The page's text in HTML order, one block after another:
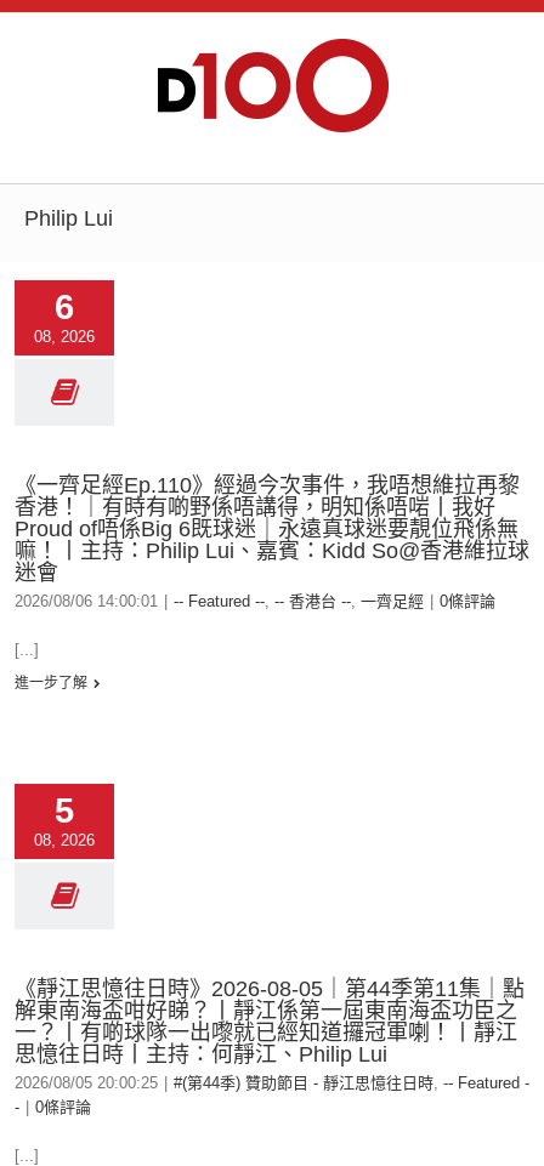
Philip Lui
6
08, 2026
《一齊足經Ep.110》經過今次事件，我唔想維拉再黎
香港！｜有時有啲野係唔講得，明知係唔啱丨我好
Proud of唔係Big 6既球迷｜永遠真球迷要靚位飛係無
嘛！丨主持：Philip Lui、嘉賓：Kidd So@香港維拉球
迷會
2026/08/06 14:00:01 -- Featured --, -- 香港台 --, 一齊足經 0條評論
[...]
進一步了解
5
08, 2026
《靜江思憶往日時》2026-08-05｜第44季第11集｜點
解東南海盃咁好睇？丨靜江係第一屆東南海盃功臣之
一？丨有啲球隊一出嚟就已經知道攞冠軍喇！丨靜江
思憶往日時丨主持：何靜江、Philip Lui
2026/08/05 20:00:25 #(第44季) 贊助節目 - 靜江思憶往日時, -- Featured -
-
0條評論
[...]